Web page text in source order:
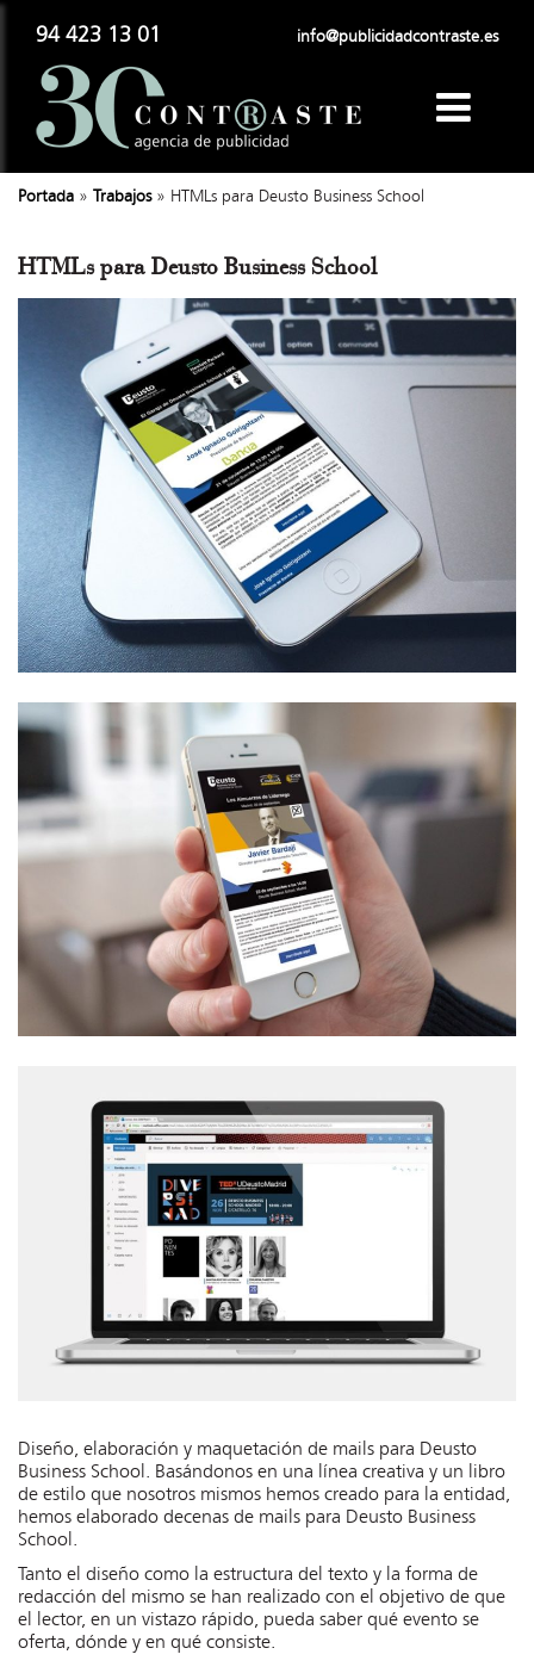
94 423 13 01 info@publicidadcontraste.es
Portada » Trabajos» HTMLs para Deusto Business School
HTMLs para Deusto Business School
Diseño, elaboración y maquetación de mails para Deusto
Business School. Basándonos en una línea creativa y un libro
de estilo que nosotros mismos hemos creado para la entidad,
hemos elaborado decenas de mails para Deusto Business
School.
Tanto el diseño como la estructura del texto y la forma de
redacción del mismo se han realizado con el objetivo de que
el lector, en un vistazo rápido, pueda saber qué evento se
oferta, dónde y en qué consiste.